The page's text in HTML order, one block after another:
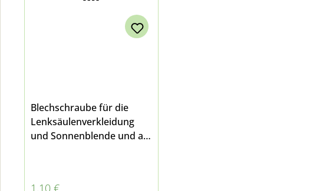
Blechschraube für die
Lenksäulenverkleidung
und Sonnenblende und an
Regulärer Preis:
1,10 €